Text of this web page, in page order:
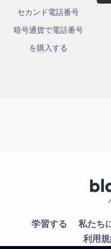
セカンド電話番号
暗号通貨で電話番号
を購入する
学習する 私たち
利用